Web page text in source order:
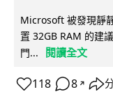
Microsoft 被發現靜
置 32GB RAM 的建
門...
閱讀全文
118 8 ↗